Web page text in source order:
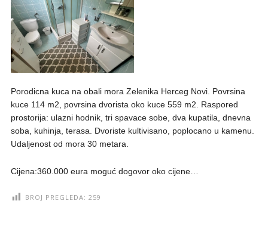
Porodicna kuca na obali mora Zelenika Herceg Novi. Povrsina
kuce 114 m2, povrsina dvorista oko kuce 559 m2. Raspored
prostorija: ulazni hodnik, tri spavace sobe, dva kupatila, dnevna
soba, kuhinja, terasa. Dvoriste kultivisano, poplocano u kamenu.
Udaljenost od mora 30 metara.
Cijena:360.000 eura moguć dogovor oko cijene…
BROJ PREGLEDA: 259